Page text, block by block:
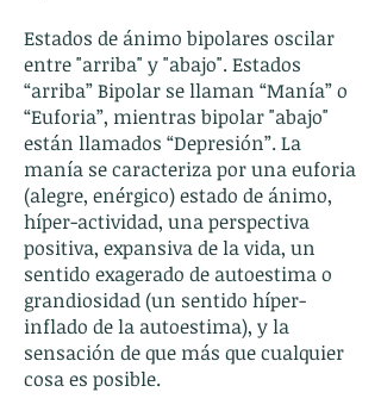
Estados de ánimo bipolares oscilar
entre "arriba" y "abajo". Estados
“arriba” Bipolar se llaman “Manía” o
“Euforia”, mientras bipolar "abajo"
están llamados “Depresión”. La
manía se caracteriza por una euforia
(alegre, enérgico) estado de ánimo,
híper-actividad, una perspectiva
positiva, expansiva de la vida, un
sentido exagerado de autoestima o
grandiosidad (un sentido híper-
inflado de la autoestima), y la
sensación de que más que cualquier
cosa es posible.